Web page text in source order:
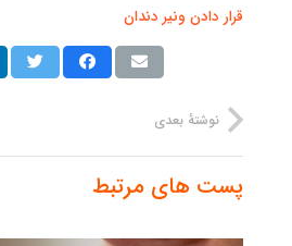
قرار دادن ونیر دندان
نوشتهٔ بعدی
پست های مرتبط